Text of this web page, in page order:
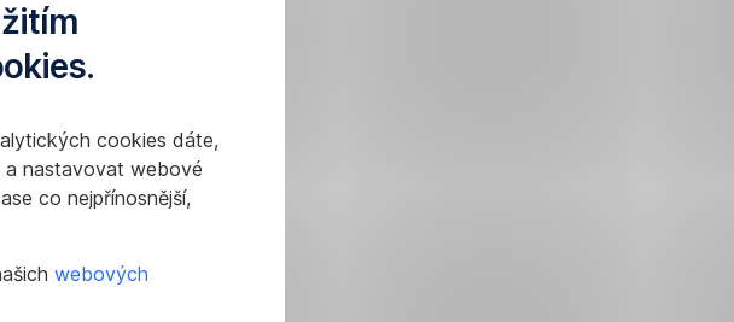
cookies dáte,
a nastavovat webové
co nejpřínosnější,
webových